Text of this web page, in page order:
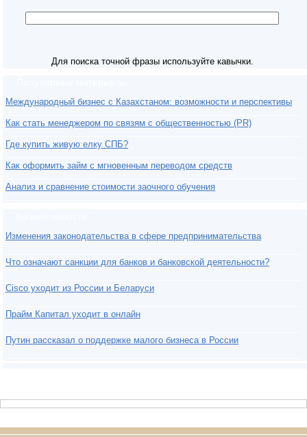
Для поиска точной фразы используйте кавычки.
Международный бизнес с Казахстаном: возможности и перспективы
Как стать менеджером по связям с общественностью (PR)
Где купить живую елку СПБ?
Как оформить займ с мгновенным переводом средств
Анализ и сравнение стоимости заочного обучения
Изменения законодательства в сфере предпринимательства
Что означают санкции для банков и банковской деятельности?
Cisco уходит из России и Беларуси
Прайм Капитал уходит в онлайн
Путин рассказал о поддержке малого бизнеса в России